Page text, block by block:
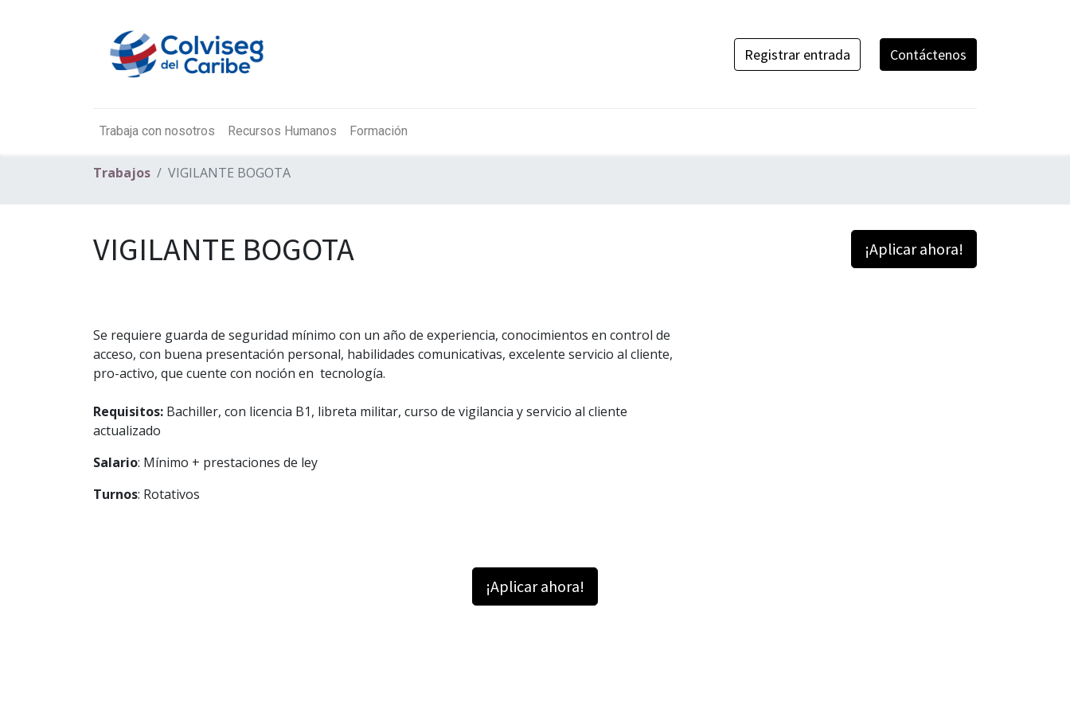
Registrar entrada Contáctenos
Trabaja con nosotros Recursos Humanos Formación
Trabajos VIGILANTE BOGOTA
¡Aplicar ahora!
VIGILANTE BOGOTA
Se requiere guarda de seguridad mínimo con un año de experiencia, conocimientos en control de
acceso, con buena presentación personal, habilidades comunicativas, excelente servicio al cliente,
pro-activo, que cuente con noción en tecnología.
Requisitos: Bachiller, con licencia B1, libreta militar, curso de vigilancia y servicio al cliente
actualizado
Salario: Mínimo + prestaciones de ley
Turnos: Rotativos
¡Aplicar ahora!